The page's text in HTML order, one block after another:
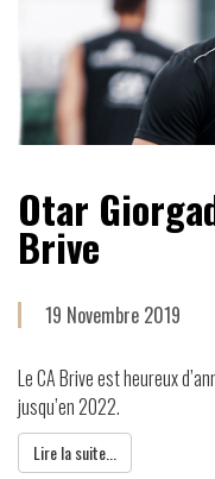
Otar
Brive
19 Novembre 2019
Le CA Brive est heureux
jusqu’en 2022.
Lire la suite...